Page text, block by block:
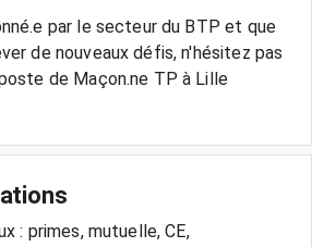
par le secteur du BTP et que
de nouveaux défis, n'hésitez pas
de Maçon.ne TP à Lille
: primes, mutuelle, CE,